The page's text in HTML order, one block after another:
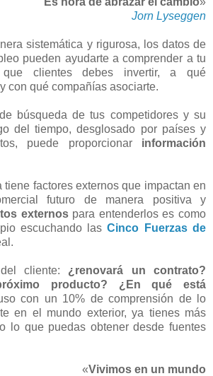
Jorn Lyseggen
sistemática y rigurosa, los datos de
pueden ayudarte a comprender a tu
que clientes debes invertir, a qué
con qué compañías asociarte.
búsqueda de tus competidores y su
del tiempo, desglosado por países y
puede proporcionar información
factores externos que impactan en
futuro de manera positiva y
externospara entenderlos es como
escuchando lasCinco Fuerzas de
cliente: ¿renovará un contrato?
producto? ¿En qué está
con un 10% de comprensión de lo
en el mundo exterior, ya tienes más
lo que puedas obtener desde fuentes
«Vivimos en un mundo